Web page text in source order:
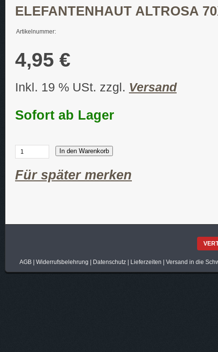
ELEFANTENHAUT ALTROSA
Artikelnummer:
4,95 €
Inkl. 19 % USt. zzgl. Versand
Sofort ab Lager
In den Warenkorb
Für später merken
AGB| Widerrufsbelehrung Datenschutz| Lieferzeiten Versand in die